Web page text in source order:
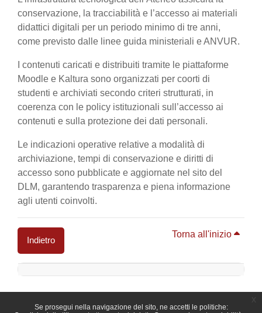
Se prosegui nella navigazione del sito, ne accetti le politiche:
conservazione, la tracciabilità e l’accesso ai materiali
didattici digitali per un periodo minimo di tre anni,
come previsto dalle linee guida ministeriali e ANVUR.
I contenuti caricati e distribuiti tramite le piattaforme
Moodle e Kaltura sono organizzati per coorti di
studenti e archiviati secondo criteri strutturati, in
coerenza con le policy istituzionali sull’accesso ai
contenuti e sulla protezione dei dati personali.
Le indicazioni operative relative a modalità di
archiviazione, tempi di conservazione e diritti di
accesso sono pubblicate e aggiornate nel sito del
DLM, garantendo trasparenza e piena informazione
agli utenti coinvolti.
Indietro
Torna all'inizio
Blocchi